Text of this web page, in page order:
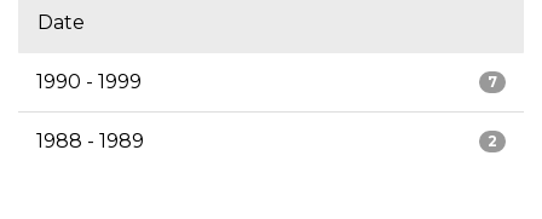
Date
7
1990 - 1999
2
1988 - 1989